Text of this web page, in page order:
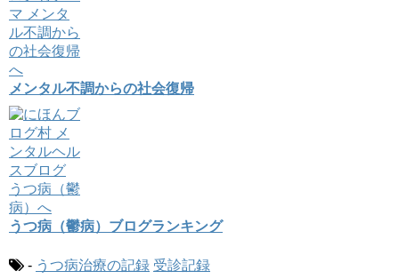
メンタル不調からの社会復帰
うつ病（鬱病）ブログランキング
- うつ病治療の記録 受診記録